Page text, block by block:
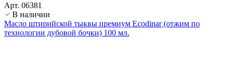
Арт. 06381
В наличии
Масло штирийской тыквы премиум Ecodinar (отжим по
технологии дубовой бочки) 100 мл.